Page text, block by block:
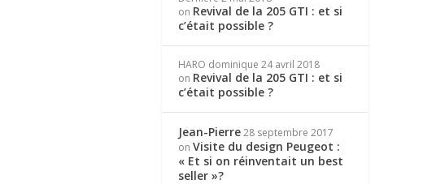
on Revival de la 205 GTI : et si
c’était possible ?
HARO dominique 24 avril 2018
on Revival de la 205 GTI : et si
c’était possible ?
Jean-Pierre28 septembre 2017
on Visite du design Peugeot :
« Et si on réinventait un best
seller »?